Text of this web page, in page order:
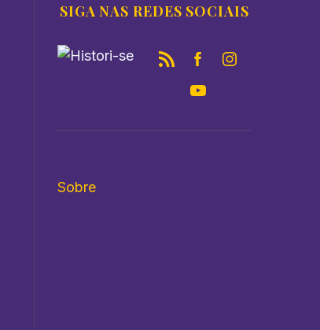
SIGA NAS REDES SOCIAIS
Sobre